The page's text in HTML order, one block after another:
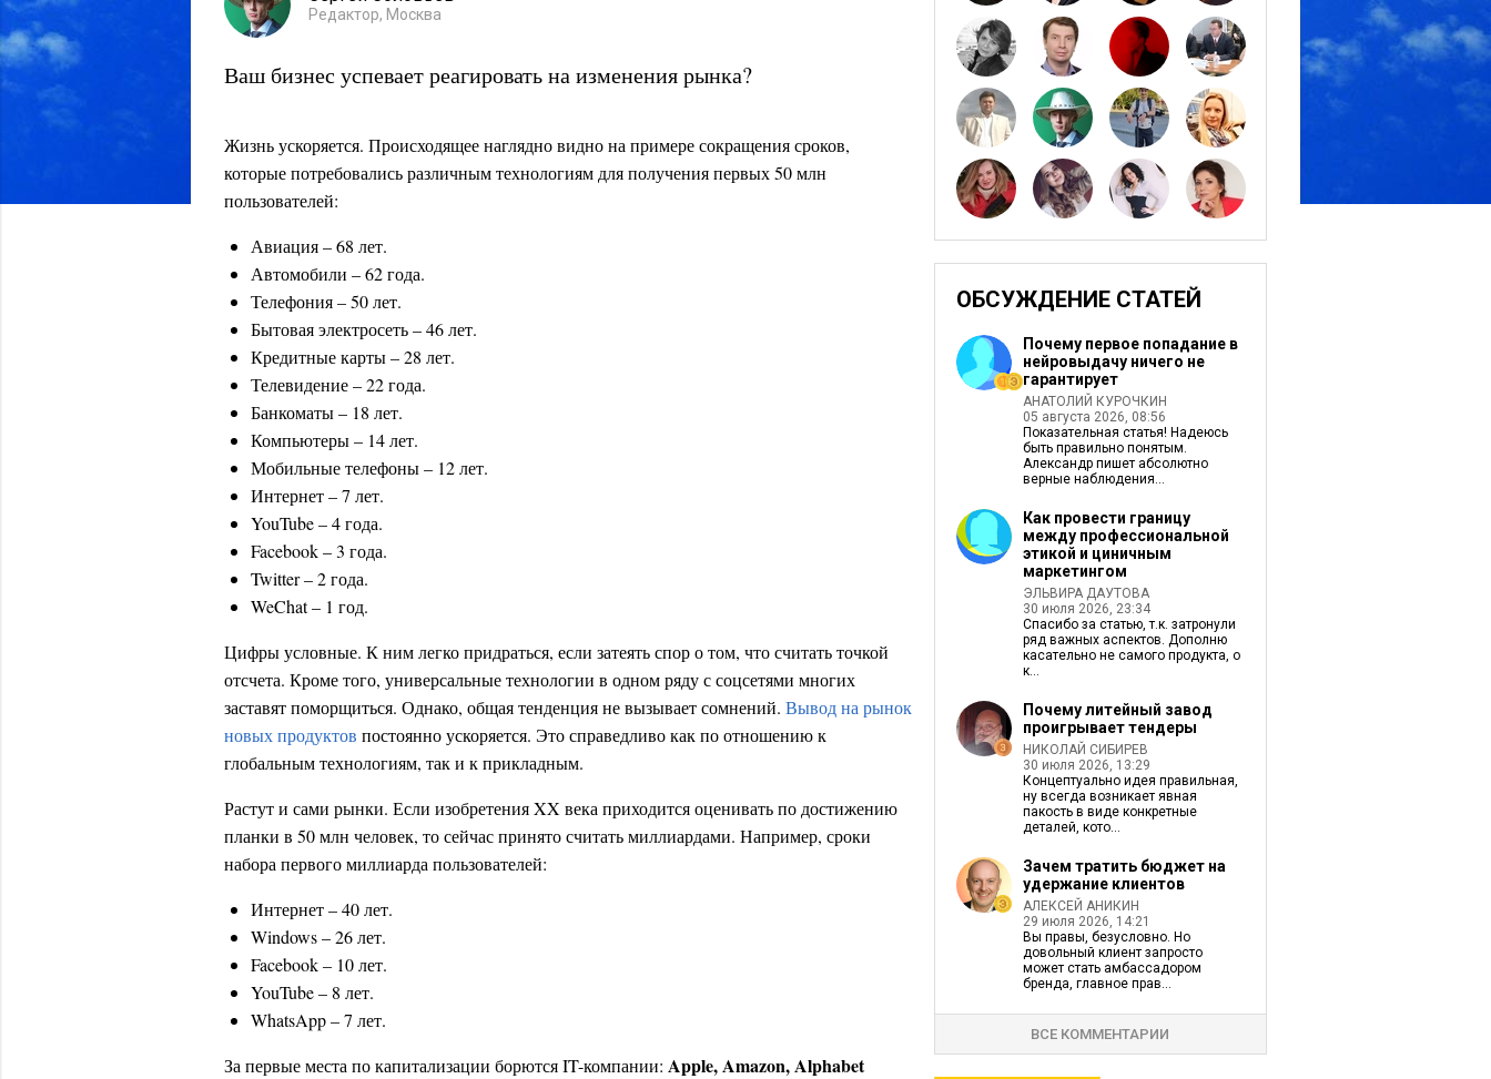
Редактор, Москва
Ваш бизнес успевает реагировать на изменения рынка?
Жизнь ускоряется. Происходящее наглядно видно на примере сокращения сроков,
которые потребовались различным технологиям для получения первых 50 млн
пользователей:
Авиация – 68 лет.
Автомобили – 62 года.
Телефония – 50 лет.
Бытовая электросеть – 46 лет.
Кредитные карты – 28 лет.
Телевидение – 22 года.
Банкоматы – 18 лет.
Компьютеры – 14 лет.
Мобильные телефоны – 12 лет.
Интернет – 7 лет.
YouTube – 4 года.
Facebook – 3 года.
Twitter – 2 года.
WeChat – 1 год.
Цифры условные. К ним легко придраться, если затеять спор о том, что считать точкой
отсчета. Кроме того, универсальные технологии в одном ряду с соцсетями многих
заставят поморщиться. Однако, общая тенденция не вызывает сомнений. Вывод на рынок
новых продуктов постоянно ускоряется. Это справедливо как по отношению к
глобальным технологиям, так и к прикладным.
Растут и сами рынки. Если изобретения XX века приходится оценивать по достижению
планки в 50 млн человек, то сейчас принято считать миллиардами. Например, сроки
набора первого миллиарда пользователей:
Интернет – 40 лет.
Windows – 26 лет.
Facebook – 10 лет.
YouTube – 8 лет.
WhatsApp – 7 лет.
За первые места по капитализации борются IT-компании: Apple, Amazon, Alphabet
ОБСУЖДЕНИЕ СТАТЕЙ
Почему первое попадание в
нейровыдачу ничего не
гарантирует
АНАТОЛИЙ КУРОЧКИН
05 августа 2026, 08:56
Показательная статья! Надеюсь
быть правильно понятым.
Александр пишет абсолютно
верные наблюдения...
Как провести границу
между профессиональной
этикой и циничным
маркетингом
ЭЛЬВИРА ДАУТОВА
30 июля 2026, 23:34
Спасибо за статью, т.к. затронули
ряд важных аспектов. Дополню
касательно не самого продукта, о
к...
Почему литейный завод
проигрывает тендеры
НИКОЛАЙ СИБИРЕВ
30 июля 2026, 13:29
Концептуально идея правильная,
ну всегда возникает явная
пакость в виде конкретные
деталей, кото...
Зачем тратить бюджет на
удержание клиентов
АЛЕКСЕЙ АНИКИН
29 июля 2026, 14:21
Вы правы, безусловно. Но
довольный клиент запросто
может стать амбассадором
бренда, главное прав...
ВСЕ КОММЕНТАРИИ